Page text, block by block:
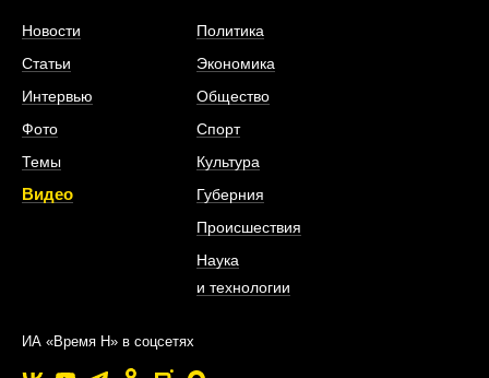
Новости
Статьи
Интервью
Фото
Темы
Видео
Политика
Экономика
Общество
Спорт
Культура
Губерния
Происшествия
Наука
и технологии
ИА «Время Н» в соцсетях